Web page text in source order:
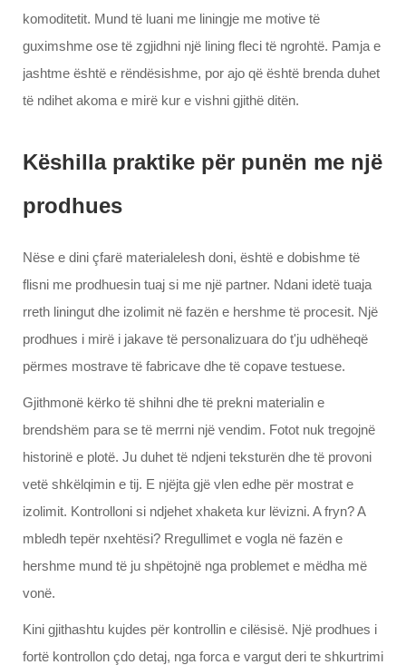
komoditetit. Mund të luani me liningje me motive të
guximshme ose të zgjidhni një lining fleci të ngrohtë. Pamja e
jashtme është e rëndësishme, por ajo që është brenda duhet
të ndihet akoma e mirë kur e vishni gjithë ditën.
Këshilla praktike për punën me një
prodhues
Nëse e dini çfarë materialelesh doni, është e dobishme të
flisni me prodhuesin tuaj si me një partner. Ndani idetë tuaja
rreth liningut dhe izolimit në fazën e hershme të procesit. Një
prodhues i mirë i jakave të personalizuara do t'ju udhëheqë
përmes mostrave të fabricave dhe të copave testuese.
Gjithmonë kërko të shihni dhe të prekni materialin e
brendshëm para se të merrni një vendim. Fotot nuk tregojnë
historinë e plotë. Ju duhet të ndjeni teksturën dhe të provoni
vetë shkëlqimin e tij. E njëjta gjë vlen edhe për mostrat e
izolimit. Kontrolloni si ndjehet xhaketa kur lëvizni. A fryn? A
mbledh tepër nxehtësi? Rregullimet e vogla në fazën e
hershme mund të ju shpëtojnë nga problemet e mëdha më
vonë.
Kini gjithashtu kujdes për kontrollin e cilësisë. Një prodhues i
fortë kontrollon çdo detaj, nga forca e vargut deri te shkurtrimi